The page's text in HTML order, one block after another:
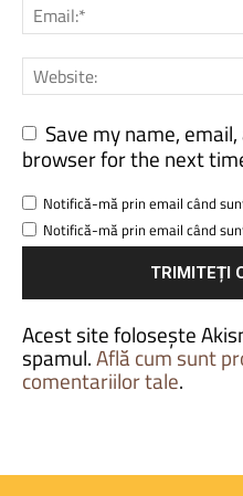
Save my name,
browser for the next
Notifică-mă prin email când
Notifică-mă prin email când
Acest site folosește
spamul.Află cum sunt
comentariilor tale.